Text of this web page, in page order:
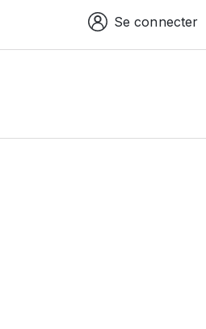
Espace connexion
Se connecter